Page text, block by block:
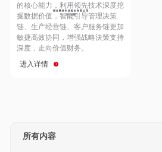
Hong Kong
的核心能力，利用领先技术深度挖
掘数据价值，智能引导管理决策
链、生产经营链、客户服务链更加
敏捷高效协同，增强战略決策支持
深度，走向价值财务。
进入详情
所有内容